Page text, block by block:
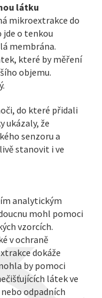
látku
mikroextrakce do
jde o tenkou
membrána.
které by měření
objemu.
do které přidali
ukázaly, že
senzoru a
stanovit i ve
analytickým
mohl pomoci
vzorcích.
v ochraně
dokáže
by pomoci
látek ve
odpadních